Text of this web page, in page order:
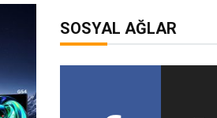
SOSYAL AĞLAR